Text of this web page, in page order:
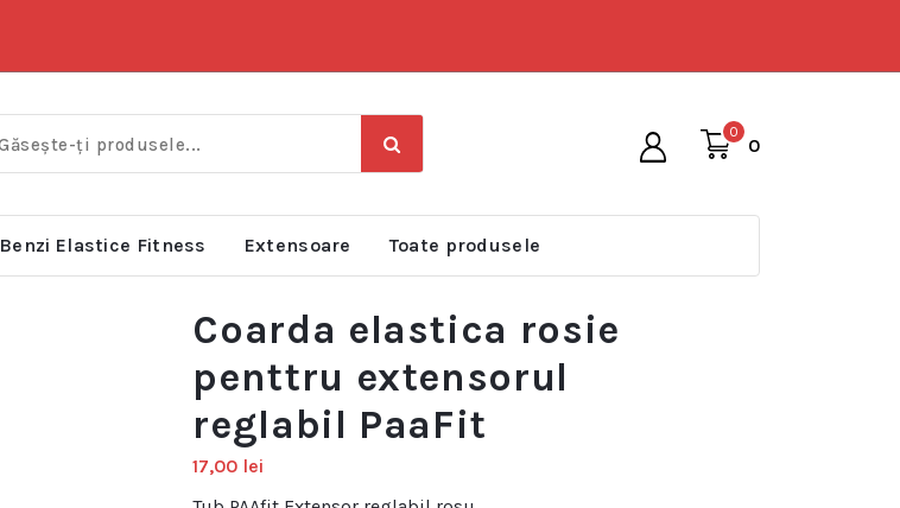
0
0
Benzi Elastice Fitness Extensoare Toate produsele
Coarda elastica rosie
penttru extensorul
reglabil PaaFit
17,00 lei